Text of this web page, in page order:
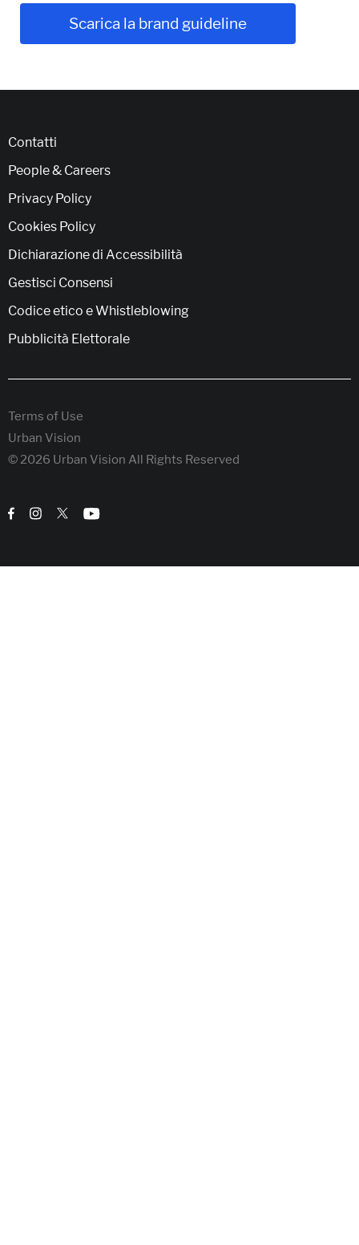
Scarica la brand guideline
Contatti
People & Careers
Privacy Policy
Cookies Policy
Dichiarazione di Accessibilità
Gestisci Consensi
Codice etico e Whistleblowing
Pubblicità Elettorale
Terms of Use
Urban Vision
© 2026 Urban Vision All Rights Reserved